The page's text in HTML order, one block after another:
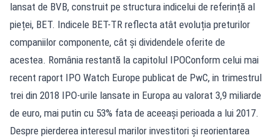
lansat de BVB, construit pe structura indicelui de referință al
pieței, BET. Indicele BET-TR reflecta atât evoluția preturilor
companiilor componente, cât și dividendele oferite de
acestea. România restantă la capitolul IPOConform celui mai
recent raport IPO Watch Europe publicat de PwC, in trimestrul
trei din 2018 IPO-urile lansate in Europa au valorat 3,9 miliarde
de euro, mai putin cu 53% fata de aceeași perioada a lui 2017.
Despre pierderea interesul marilor investitori și reorientarea